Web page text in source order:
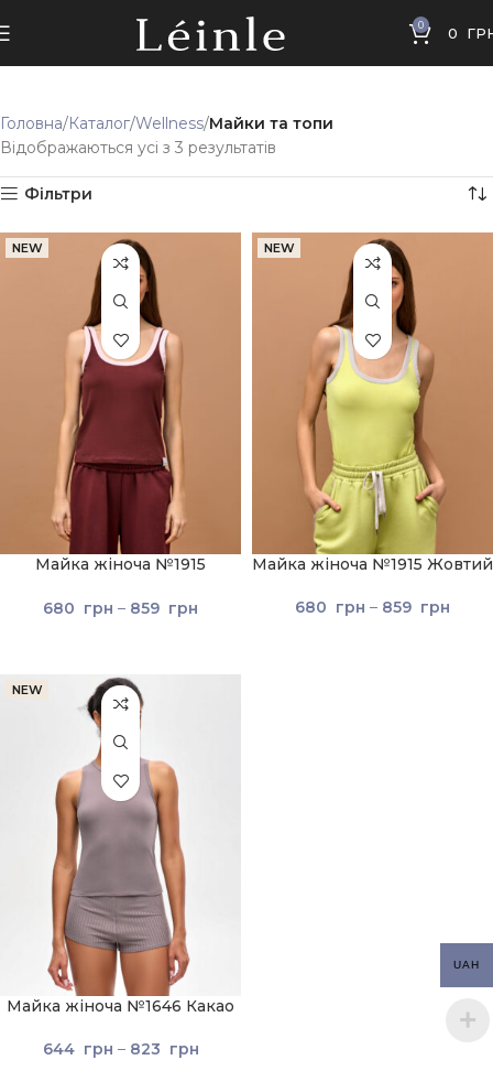
0 0
Головна Каталог Wellness Майки та топи
Відображаються усі з 3 результатів
Фільтри
NEW
Майка жіноча №1915
680 грн – 859 грн
NEW
Майка жіноча №1915 Жовтий
680 грн – 859 грн
NEW
Майка жіноча №1646 Какао
644 грн – 823 грн
UAH